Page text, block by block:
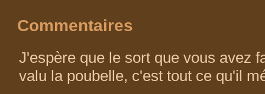
Commentaires
J'espère que le sort que vous avez
valu la poubelle, c'est tout ce qu'il